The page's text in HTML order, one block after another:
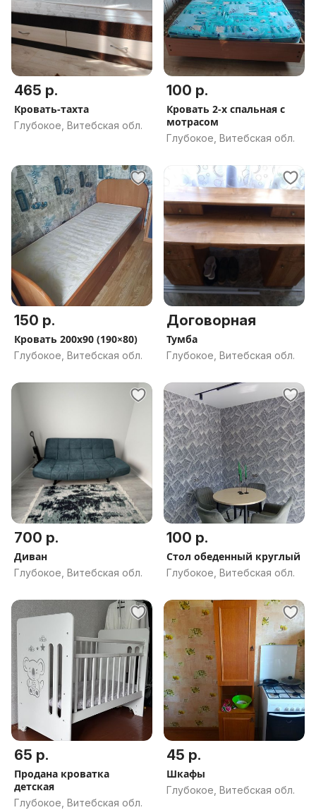
465 р.
Кровать-тахта
Глубокое, Витебская обл.
100 р.
Кровать 2-х спальная с
мотрасом
Глубокое, Витебская обл.
150 р.
Кровать 200х90 (190×80)
Глубокое, Витебская обл.
Договорная
Тумба
Глубокое, Витебская обл.
700 р.
Диван
Глубокое, Витебская обл.
100 р.
Стол обеденный круглый
Глубокое, Витебская обл.
65 р.
Продана кроватка
детская
Глубокое, Витебская обл.
45 р.
Шкафы
Глубокое, Витебская обл.